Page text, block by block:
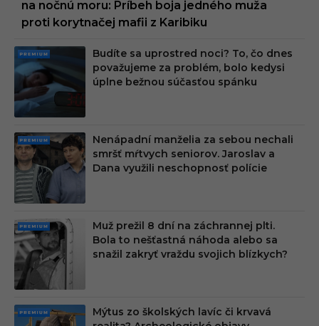
na nočnú moru: Príbeh boja jedného muža
proti korytnačej mafii z Karibiku
PRE
MIU
M
Budíte sa uprostred noci? To, čo dnes
považujeme za problém, bolo kedysi
úplne bežnou súčasťou spánku
PRE
MIU
M
Nenápadní manželia za sebou nechali
smršť mŕtvych seniorov. Jaroslav a
Dana využili neschopnosť polície
PRE
MIU
M
Muž prežil 8 dní na záchrannej plti.
Bola to nešťastná náhoda alebo sa
snažil zakryť vraždu svojich blízkych?
PRE
Mýtus zo školských lavíc či krvavá